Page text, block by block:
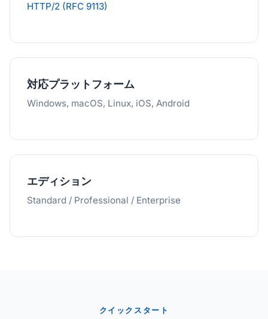
HTTP/2 (RFC 9113)
対応プラットフォーム
Windows, macOS, Linux, iOS, Android
エディション
Standard / Professional / Enterprise
クイックスタート